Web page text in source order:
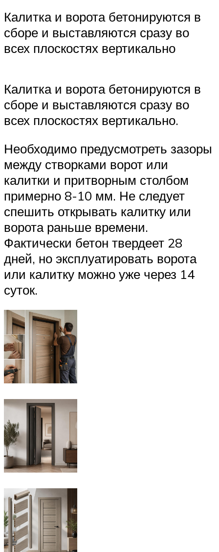
Калитка и ворота бетонируются в
сборе и выставляются сразу во
всех плоскостях вертикально
Калитка и ворота бетонируются в
сборе и выставляются сразу во
всех плоскостях вертикально.
Необходимо предусмотреть зазоры
между створками ворот или
калитки и притворным столбом
примерно 8-10 мм. Не следует
спешить открывать калитку или
ворота раньше времени.
Фактически бетон твердеет 28
дней, но эксплуатировать ворота
или калитку можно уже через 14
суток.